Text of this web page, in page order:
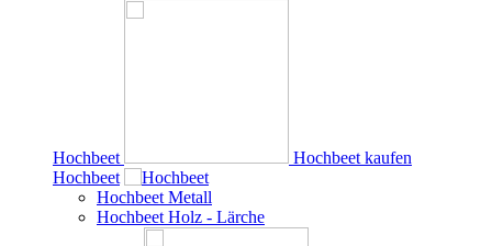
Hochbeet
Hochbeet kaufen
Hochbeet
Hochbeet Metall
Hochbeet Holz - Lärche